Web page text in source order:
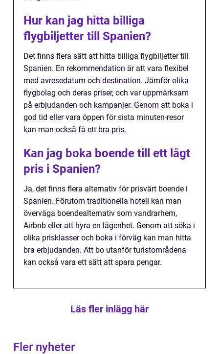
Hur kan jag hitta billiga
flygbiljetter till Spanien?
Det finns flera sätt att hitta billiga flygbiljetter till
Spanien. En rekommendation är att vara flexibel
med avresedatum och destination. Jämför olika
flygbolag och deras priser, och var uppmärksam
på erbjudanden och kampanjer. Genom att boka i
god tid eller vara öppen för sista minuten-resor
kan man också få ett bra pris.
Kan jag boka boende till ett lågt
pris i Spanien?
Ja, det finns flera alternativ för prisvärt boende i
Spanien. Förutom traditionella hotell kan man
överväga boendealternativ som vandrarhem,
Airbnb eller att hyra en lägenhet. Genom att söka i
olika prisklasser och boka i förväg kan man hitta
bra erbjudanden. Att bo utanför turistområdena
kan också vara ett sätt att spara pengar.
Läs fler inlägg här
Fler nyheter